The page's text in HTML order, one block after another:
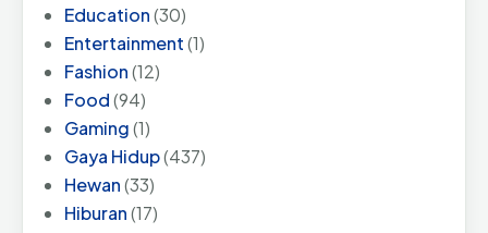
Education(30)
Entertainment(1)
Fashion(12)
Food(94)
Gaming(1)
Gaya Hidup(437)
Hewan(33)
Hiburan(17)